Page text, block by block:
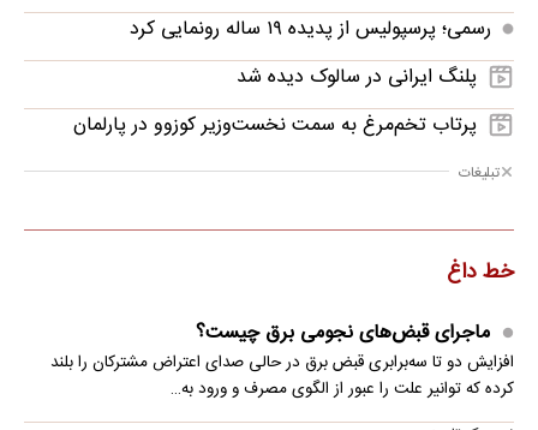
رسمی؛ پرسپولیس از پدیده ۱۹ ساله رونمایی کرد
پلنگ ایرانی در سالوک دیده شد
پرتاب تخم‌مرغ به سمت نخست‌وزیر کوزوو در پارلمان
تبلیغات
خط داغ
ماجرای قبض‌های نجومی برق چیست؟
افزایش دو تا سه‌برابری قبض برق در حالی صدای اعتراض مشترکان را بلند
کرده که توانیر علت را عبور از الگوی مصرف و ورود به…